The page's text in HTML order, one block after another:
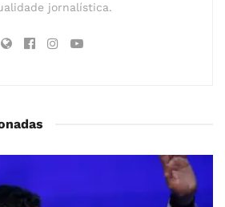
jornalística.